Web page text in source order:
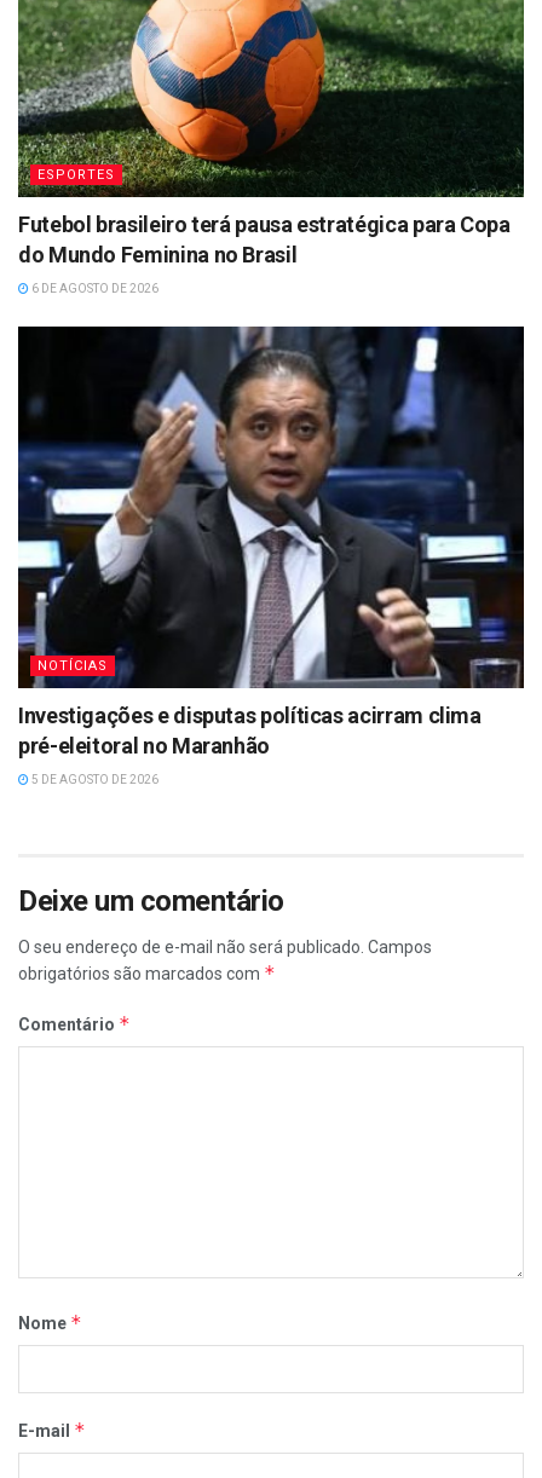
ESPORTES
Futebol brasileiro terá pausa estratégica para Copa
do Mundo Feminina no Brasil
6 DE AGOSTO DE 2026
NOTÍCIAS
Investigações e disputas políticas acirram clima
pré-eleitoral no Maranhão
5 DE AGOSTO DE 2026
Deixe um comentário
O seu endereço de e-mail não será publicado. Campos
obrigatórios são marcados com *
Comentário *
Nome *
E-mail *